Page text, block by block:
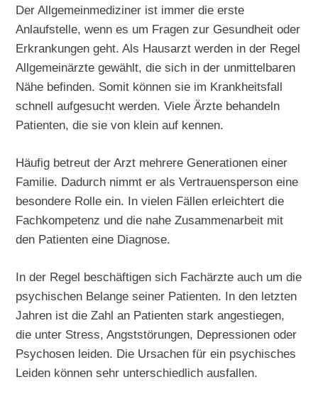
Der Allgemeinmediziner ist immer die erste
Anlaufstelle, wenn es um Fragen zur Gesundheit oder
Erkrankungen geht. Als Hausarzt werden in der Regel
Allgemeinärzte gewählt, die sich in der unmittelbaren
Nähe befinden. Somit können sie im Krankheitsfall
schnell aufgesucht werden. Viele Ärzte behandeln
Patienten, die sie von klein auf kennen.
Häufig betreut der Arzt mehrere Generationen einer
Familie. Dadurch nimmt er als Vertrauensperson eine
besondere Rolle ein. In vielen Fällen erleichtert die
Fachkompetenz und die nahe Zusammenarbeit mit
den Patienten eine Diagnose.
In der Regel beschäftigen sich Fachärzte auch um die
psychischen Belange seiner Patienten. In den letzten
Jahren ist die Zahl an Patienten stark angestiegen,
die unter Stress, Angststörungen, Depressionen oder
Psychosen leiden. Die Ursachen für ein psychisches
Leiden können sehr unterschiedlich ausfallen.